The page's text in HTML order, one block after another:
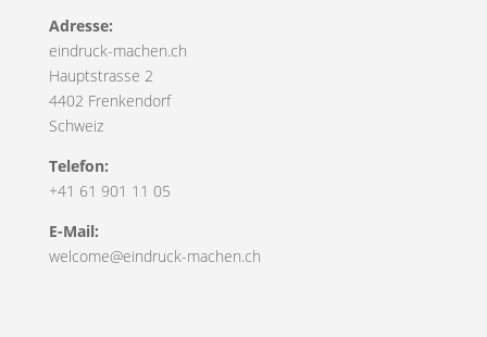
Adresse:
eindruck-machen.ch
Hauptstrasse 2
4402 Frenkendorf
Schweiz
Telefon:
+41 61 901 11 05
E-Mail:
welcome@eindruck-machen.ch